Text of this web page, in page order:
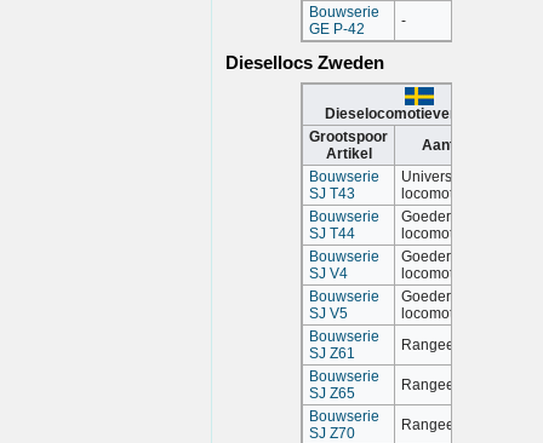
Bouwserie
GE P-42
-
Diesellocs Zweden
Dieselocomotieven Zweden
Grootspoor
Artikel
Aantekening
Bouwserie
SJ T43
Universele
locomotief
Bouwserie
SJ T44
Goederen/Rangeer
locomotief
Bouwserie
SJ V4
Goederen/Rangeer
locomotief
Bouwserie
SJ V5
Goederen/Rangeer
locomotief
Bouwserie
SJ Z61
Rangeerlocomotief
Bouwserie
SJ Z65
Rangeerlocomotief
Bouwserie
SJ Z70
Rangeerlocomotief